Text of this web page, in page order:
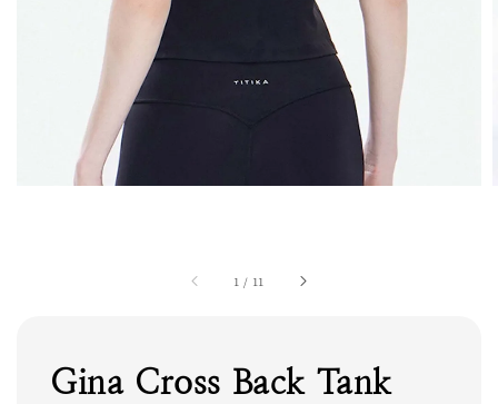
1 / 11
Gina Cross Back Tank